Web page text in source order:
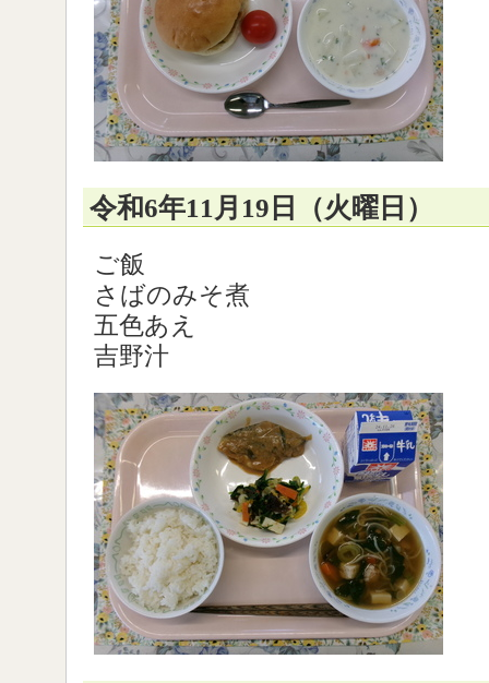
令和6年11月19日（火曜日）
ご飯
さばのみそ煮
五色あえ
吉野汁